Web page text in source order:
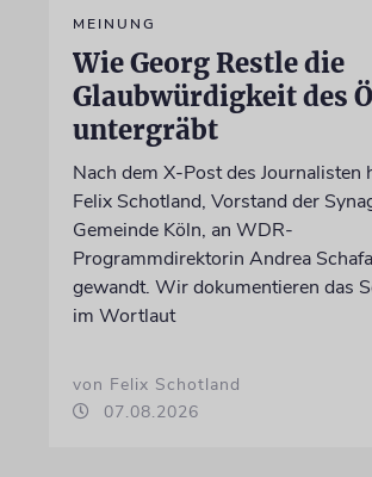
MEINUNG
Wie Georg Restle die
Glaubwürdigkeit des
untergräbt
Nach dem X-Post des Journalisten
Felix Schotland, Vorstand der
Gemeinde Köln, an WDR-
Programmdirektorin Andrea
gewandt. Wir dokumentieren das
im Wortlaut
von Felix Schotland
07.08.2026